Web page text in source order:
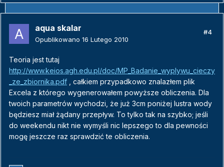
aqua skalar
Opublikowano 16 Lutego 2010
#4
Teoria jest tutaj
http://www.keios.agh.edu.pl/doc/MP_Badanie_wyplywu_cieczy
_ze_zbiornika.pdf , całkiem przypadkowo znalazłem plik
Excela z którego wygenerowałem powyższe obliczenia. Dla
twoich parametrów wychodzi, że już 3cm poniżej lustra wody
będziesz miał żądany przepływ. To tylko tak na szybko; jeśli
do weekendu nikt nie wymyśli nic lepszego to dla pewności
mogę jeszcze raz sprawdzić te obliczenia.